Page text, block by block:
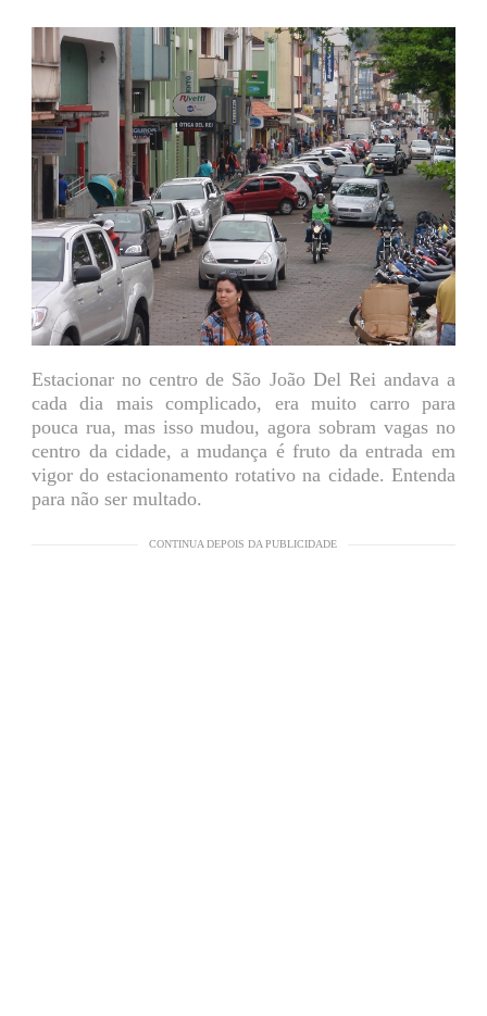
Estacionar no centro de São João Del Rei andava a
cada dia mais complicado, era muito carro para
pouca rua, mas isso mudou, agora sobram vagas no
centro da cidade, a mudança é fruto da entrada em
vigor do estacionamento rotativo na cidade. Entenda
para não ser multado.
CONTINUA DEPOIS DA PUBLICIDADE